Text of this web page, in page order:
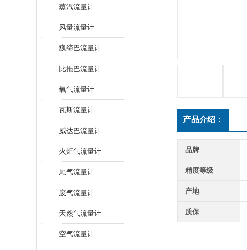
蒸汽流量计
风量流量计
巍缔巴流量计
比拖巴流量计
氧气流量计
瓦斯流量计
威达巴流量计
火炬气流量计
尾气流量计
废气流量计
天然气流量计
空气流量计
产品介绍：
品牌
精度等级
产地
质保